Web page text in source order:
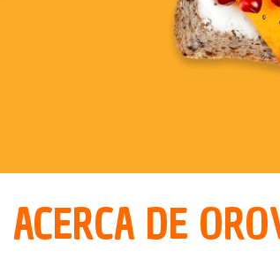
ACERCA DE